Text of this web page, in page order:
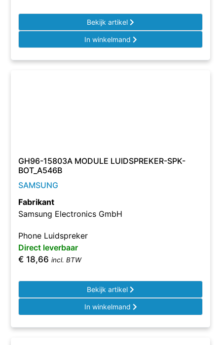
Bekijk artikel
In winkelmand
GH96-15803A MODULE LUIDSPREKER-SPK-
BOT_A546B
SAMSUNG
Fabrikant
Samsung Electronics GmbH
Phone Luidspreker
Direct leverbaar
€ 18,66 incl. BTW
Bekijk artikel
In winkelmand